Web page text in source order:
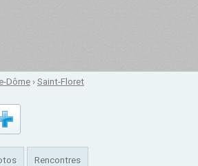
Dôme ›Saint-Floret
Rencontres